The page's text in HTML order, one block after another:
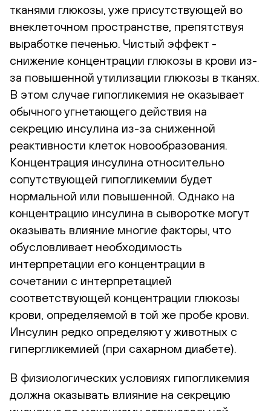
тканями глюкозы, уже присутствующей во
внеклеточном пространстве, препятствуя
выработке печенью. Чистый эффект -
снижение концентрации глюкозы в крови из-
за повышенной утилизации глюкозы в тканях.
В этом случае гипогликемия не оказывает
обычного угнетающего действия на
секрецию инсулина из-за сниженной
реактивности клеток новообразования.
Концентрация инсулина относительно
сопутствующей гипогликемии будет
нормальной или повышенной. Однако на
концентрацию инсулина в сыворотке могут
оказывать влияние многие факторы, что
обусловливает необходимость
интерпретации его концентрации в
сочетании с интерпретацией
соответствующей концентрации глюкозы
крови, определяемой в той же пробе крови.
Инсулин редко определяют у животных с
гипергликемией (при сахарном диабете).
В физиологических условиях гипогликемия
должна оказывать влияние на секрецию